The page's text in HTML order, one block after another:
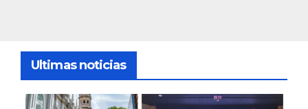
Ultimas noticias